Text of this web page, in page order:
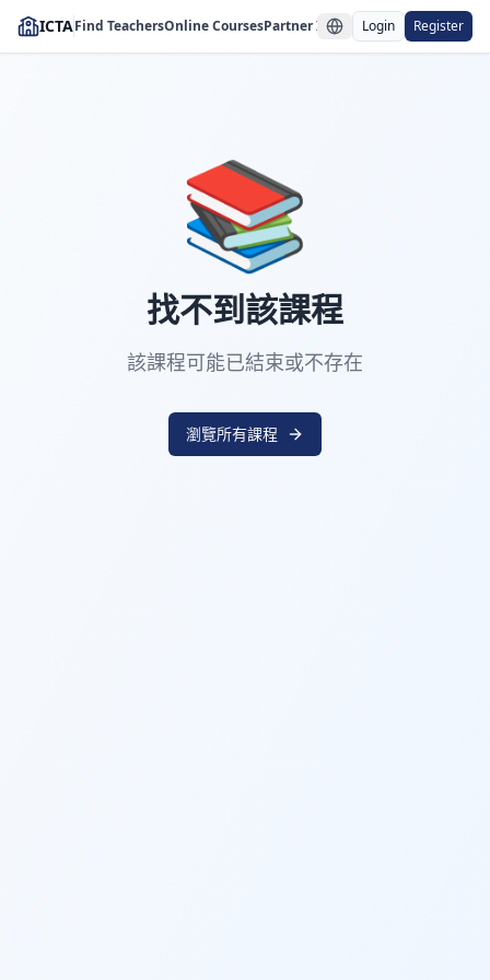
ICTAFind TeachersOnline CoursesPartner Institutions
Login Register
📚
找不到該課程
該課程可能已結束或不存在
瀏覽所有課程